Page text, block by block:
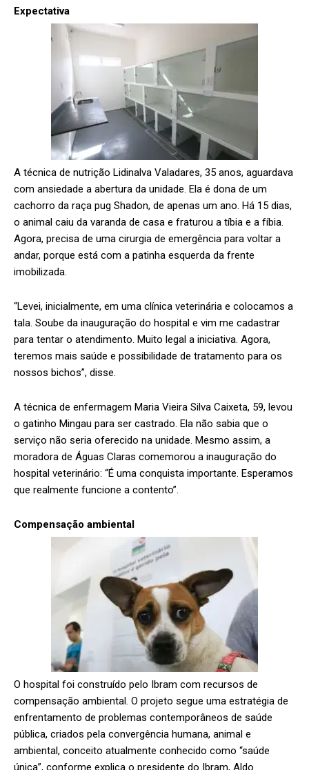
Expectativa
A técnica de nutrição Lidinalva Valadares, 35 anos, aguardava
com ansiedade a abertura da unidade. Ela é dona de um
cachorro da raça pug Shadon, de apenas um ano. Há 15 dias,
o animal caiu da varanda de casa e fraturou a tíbia e a fíbia.
Agora, precisa de uma cirurgia de emergência para voltar a
andar, porque está com a patinha esquerda da frente
imobilizada.
“Levei, inicialmente, em uma clínica veterinária e colocamos a
tala. Soube da inauguração do hospital e vim me cadastrar
para tentar o atendimento. Muito legal a iniciativa. Agora,
teremos mais saúde e possibilidade de tratamento para os
nossos bichos”, disse.
A técnica de enfermagem Maria Vieira Silva Caixeta, 59, levou
o gatinho Mingau para ser castrado. Ela não sabia que o
serviço não seria oferecido na unidade. Mesmo assim, a
moradora de Águas Claras comemorou a inauguração do
hospital veterinário: “É uma conquista importante. Esperamos
que realmente funcione a contento”.
Compensação ambiental
O hospital foi construído pelo Ibram com recursos de
compensação ambiental. O projeto segue uma estratégia de
enfrentamento de problemas contemporâneos de saúde
pública, criados pela convergência humana, animal e
ambiental, conceito atualmente conhecido como “saúde